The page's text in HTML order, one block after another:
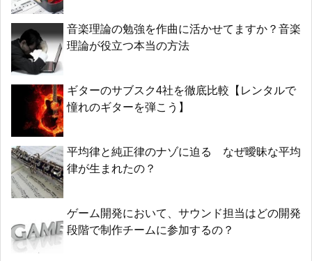
音楽理論の勉強を作曲に活かせてますか？音楽
理論が役立つ本当の方法
ギターのサブスク4社を徹底比較【レンタルで
憧れのギターを弾こう】
平均律と純正律のナゾに迫る なぜ曖昧な平均
律が生まれたの？
ゲーム開発において、サウンド担当はどの開発
段階で制作チームに参加するの？